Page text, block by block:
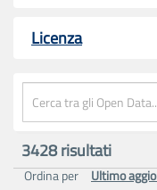
Licenza
3428risultati
Ordina per